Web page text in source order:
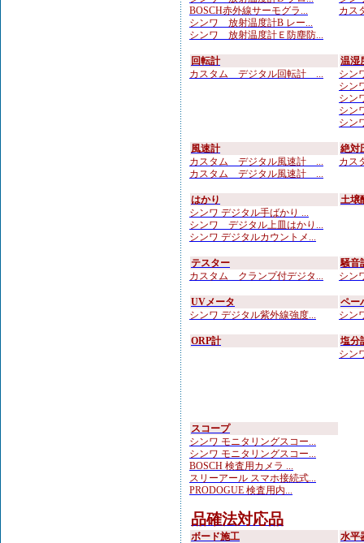
BOSCH赤外線サーモグラ...
シンワ 放射温度計B レー...
シンワ 放射温度計Ｅ防塵防...
カス
回転計
カスタム デジタル回転計 ...
温湿
シン
シン
シン
シン
シン
風速計
カスタム デジタル風速計 ...
カスタム デジタル風速計 ...
絶対
カス
はかり
シンワ デジタル手ばかり ...
シンワ デジタル上皿はかり...
シンワ デジタルカウントメ...
土壌
テスター
カスタム クランプ付デジタ...
騒音
シン
UVメータ
シンワ デジタル紫外線強度...
ペー
シン
ORP計
塩分
シン
スコープ
シンワ モニタリングスコー...
シンワ モニタリングスコー...
BOSCH 検査用カメラ ...
スリーアール スマホ接続式...
PRODOGUE 検査用内...
品確法対応品
ボード施工
水平